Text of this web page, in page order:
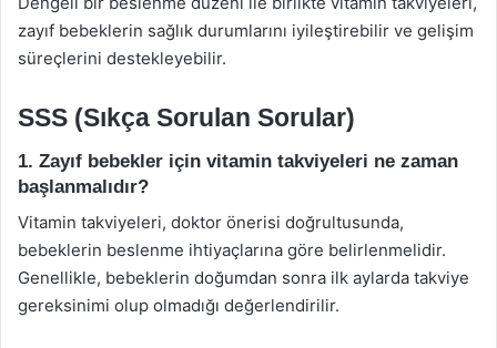
zayıf bebeklerin sağlık durumlarını iyileştirebilir ve gelişim
süreçlerini destekleyebilir.
SSS (Sıkça Sorulan Sorular)
1. Zayıf bebekler için vitamin takviyeleri ne zaman
başlanmalıdır?
Vitamin takviyeleri, doktor önerisi doğrultusunda,
bebeklerin beslenme ihtiyaçlarına göre belirlenmelidir.
Genellikle, bebeklerin doğumdan sonra ilk aylarda takviye
gereksinimi olup olmadığı değerlendirilir.